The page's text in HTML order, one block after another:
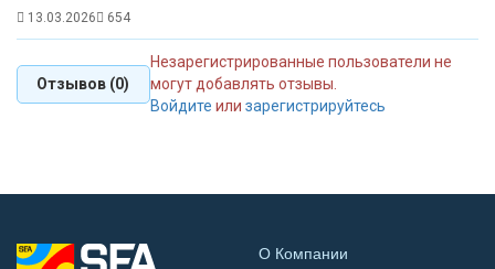
13.03.2026 654
Отзывов (0)
Незарегистрированные пользователи не
могут добавлять отзывы.
Войдите или зарегистрируйтесь
О Компании